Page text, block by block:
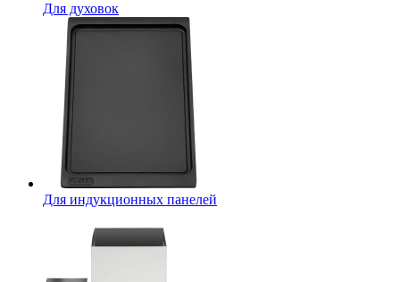
Для духовок
Для индукционных панелей